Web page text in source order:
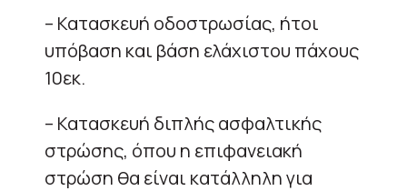
– Κατασκευή οδοστρωσίας, ήτοι
υπόβαση και βάση ελάχιστου πάχους
10εκ.
– Κατασκευή διπλής ασφαλτικής
στρώσης, όπου η επιφανειακή
στρώση θα είναι κατάλληλη για